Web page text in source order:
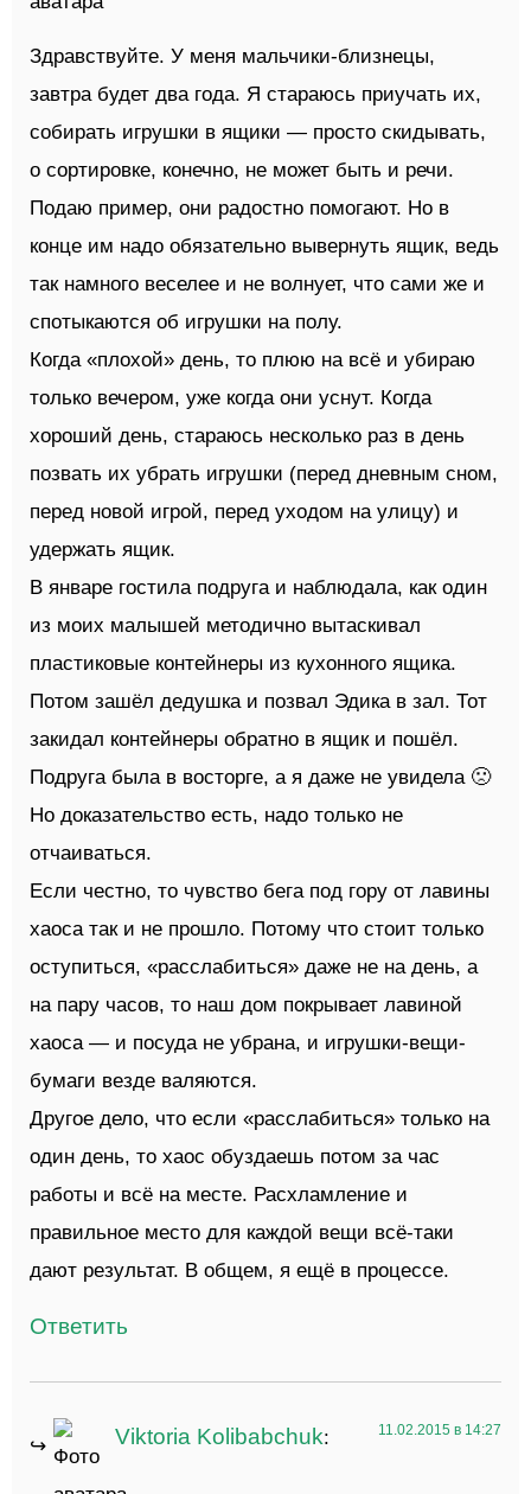
Здравствуйте. У меня мальчики-близнецы,
завтра будет два года. Я стараюсь приучать их,
собирать игрушки в ящики — просто скидывать,
о сортировке, конечно, не может быть и речи.
Подаю пример, они радостно помогают. Но в
конце им надо обязательно вывернуть ящик, ведь
так намного веселее и не волнует, что сами же и
спотыкаются об игрушки на полу.
Когда «плохой» день, то плюю на всё и убираю
только вечером, уже когда они уснут. Когда
хороший день, стараюсь несколько раз в день
позвать их убрать игрушки (перед дневным сном,
перед новой игрой, перед уходом на улицу) и
удержать ящик.
В январе гостила подруга и наблюдала, как один
из моих малышей методично вытаскивал
пластиковые контейнеры из кухонного ящика.
Потом зашёл дедушка и позвал Эдика в зал. Тот
закидал контейнеры обратно в ящик и пошёл.
Подруга была в восторге, а я даже не увидела 🙁
Но доказательство есть, надо только не
отчаиваться.
Если честно, то чувство бега под гору от лавины
хаоса так и не прошло. Потому что стоит только
оступиться, «расслабиться» даже не на день, а
на пару часов, то наш дом покрывает лавиной
хаоса — и посуда не убрана, и игрушки-вещи-
бумаги везде валяются.
Другое дело, что если «расслабиться» только на
один день, то хаос обуздаешь потом за час
работы и всё на месте. Расхламление и
правильное место для каждой вещи всё-таки
дают результат. В общем, я ещё в процессе.
Ответить
Viktoria Kolibabchuk: 11.02.2015 в 14:27